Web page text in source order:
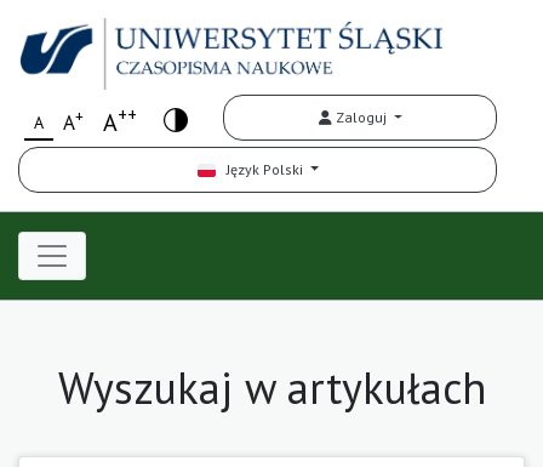
A A+ A++ Zaloguj
Język Polski
Wyszukaj w artykułach